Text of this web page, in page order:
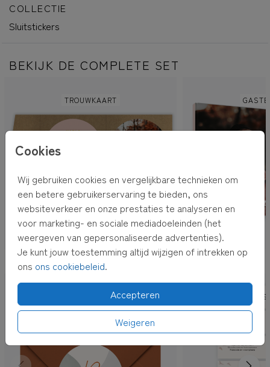
Cookies
Wij gebruiken cookies en vergelijkbare technieken om
een betere gebruikerservaring te bieden, ons
websiteverkeer en onze prestaties te analyseren en
voor marketing- en sociale mediadoeleinden (het
weergeven van gepersonaliseerde advertenties).
Je kunt jouw toestemming altijd wijzigen of intrekken op
ons ons cookiebeleid.
Accepteren
Weigeren
stevig aan de envelop blijven zitten. Naast het
aanpassen, kun je ook kiezen uit verschillende ontwerpen
bij jullie bruiloft past.
COLLECTIE
Sluitstickers
BEKIJK DE COMPLETE SET
TROUWKAART
OOK LEUK VOOR JOU
STICKERS - 25 STUKS 12